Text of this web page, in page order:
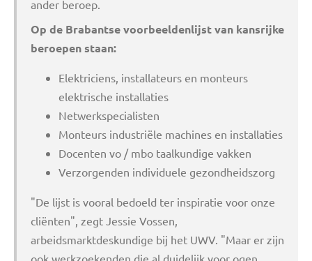
ander beroep.
Op de Brabantse voorbeeldenlijst van kansrijke
beroepen staan:
Elektriciens, installateurs en monteurs
elektrische installaties
Netwerkspecialisten
Monteurs industriële machines en installaties
Docenten vo / mbo taalkundige vakken
Verzorgenden individuele gezondheidszorg
"De lijst is vooral bedoeld ter inspiratie voor onze
cliënten", zegt Jessie Vossen,
arbeidsmarktdeskundige bij het UWV. "Maar er zijn
ook werkzoekenden die al duidelijk voor ogen